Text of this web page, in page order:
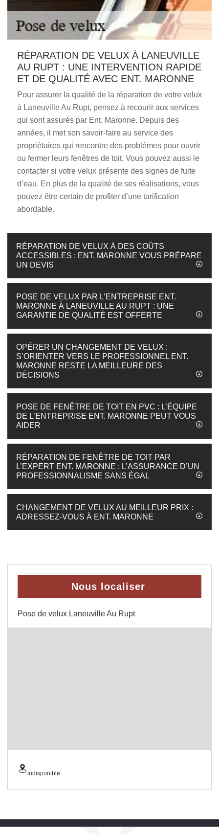
RÉPARATION DE VELUX À LANEUVILLE
AU RUPT : UNE INTERVENTION RAPIDE
ET DE QUALITÉ AVEC ENT. MARONNE
Pour assurer la qualité de la réparation de votre velux
à Laneuville Au Rupt, pensez à recourir aux services
qui sont assurés par Ent. Maronne. Depuis des
années, il met son savoir-faire au service des
propriétaires qui rencontre des problèmes pour ouvrir
ou fermer leurs fenêtres de toit. Vous pouvez aussi le
contacter si votre velux présente des signes de fuite
d’eau. En plus de la qualité de ses réalisations, vous
pouvez être certain de profiter d’une tarification
abordable.
RÉPARATION DE VELUX À DES COÛTS
ACCESSIBLES : ENT. MARONNE VOUS PRÉPARE
UN DEVIS
POSE DE VELUX PAR L’ENTREPRISE ENT.
MARONNE À LANEUVILLE AU RUPT : UNE
GARANTIE DE QUALITÉ EST OFFERTE
OPÉRER UN CHANGEMENT DE VELUX :
S’ORIENTER VERS LE PROFESSIONNEL ENT.
MARONNE RESTE LA MEILLEURE DES
DÉCISIONS
POSE DE FENÊTRE DE TOIT EN PVC : L’ÉQUIPE
DE L’ENTREPRISE ENT. MARONNE PEUT VOUS
AIDER
RÉPARATION DE FENÊTRE DE TOIT PAR
L’EXPERT ENT. MARONNE : L’ASSURANCE D’UN
PROFESSIONNALISME SANS ÉGAL
CHANGEMENT DE VELUX AU MEILLEUR PRIX :
ADRESSEZ-VOUS À ENT. MARONNE
Nous localiser
Pose de velux Laneuville Au Rupt
indisponible